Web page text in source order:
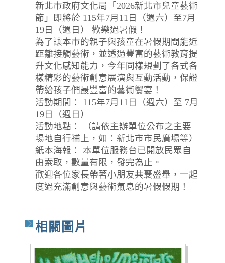
新北市政府文化局「2026新北市兒童藝術
節」即將於 115年7月11日（週六）至7月
19日（週日） 歡樂過暑假！
為了讓本市的親子與孩童在暑假期間能近
距離接觸藝術，並透過豐富的藝術教育提
升文化感知能力，今年同樣規劃了各式各
樣精彩的藝術創意展演與互動活動，保證
帶給孩子們最豐富的藝術饗宴！
活動期間： 115年7月11日（週六）至 7月
19日（週日）
活動地點： （請依主辦單位公布之主要
場地自行補上，如：新北市市民廣場等）
紙本海報： 本單位服務台已開放民眾自
由索取，數量有限，發完為止。
歡迎各位家長帶著小朋友共襄盛舉，一起
度過充滿創意與藝術氣息的暑假假期！
相關圖片